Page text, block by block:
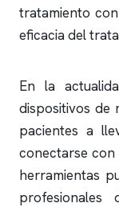
tratamiento
eficacia del
En la
dispositivos de
pacientes a
conectarse con
herramientas